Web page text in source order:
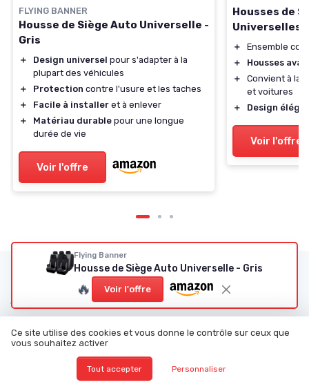
FLYING BANNER
Housse de Siège Auto Universelle -
Gris
＋ Design universel pour s'adapter à la
plupart des véhicules
＋
Protection contre l'usure et les taches
＋
Facile à installer et à enlever
＋
Matériau durable pour une longue
durée de vie
Voir l'offre
Housses de
Universelles
＋
Ensemble
＋
Housses
＋
Convient à la
et voitures
＋
Design
Voir l'offre
Flying Banner
Housse de Siège Auto Universelle - Gris
🔥 Voir l'offre
Les articles par date
Janvier 2024
Juillet 2024
Août 2024
Décembre 2024
Ce site utilise des cookies et vous donne le contrôle sur ceux que
vous souhaitez activer
Tout accepter Personnaliser